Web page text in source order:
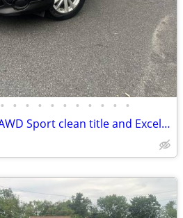
• • • • • • • • • • •
2018 Nissan rogue SV AWD Sport clean title and Excellent condition